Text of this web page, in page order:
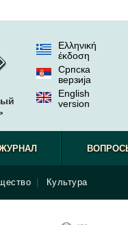
Ελληνική
έκδοση
Српска
верзиjа
English
version
Культура